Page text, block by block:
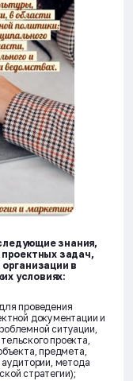
знания,
задач,
в
условиях:
проведения
документации и
ситуации,
проекта,
предмета,
аудитории, метода
стратегии);